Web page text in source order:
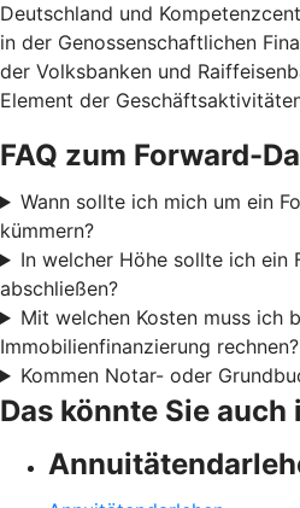
Deutschland und
in der Genossenschaftlichen
der Volksbanken und
Element der
FAQ zum Forward-
Wann sollte ich mich um ein
kümmern?
In welcher Höhe sollte ich ein
abschließen?
Mit welchen Kosten muss ich
Immobilienfinanzierung rechnen?
Kommen Notar- oder
Das könnte Sie